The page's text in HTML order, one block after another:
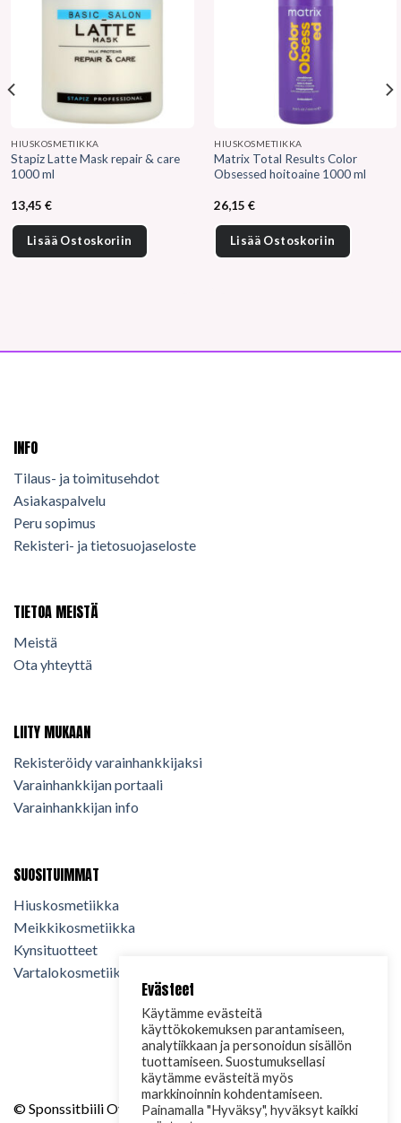
HIUSKOSMETIIKKA
Stapiz Latte Mask repair & care
1000 ml
13,45€
Lisää Ostoskoriin
HIUSKOSMETIIKKA
Matrix Total Results Color
Obsessed hoitoaine 1000 ml
26,15€
Lisää Ostoskoriin
INFO
Tilaus- ja toimitusehdot
Asiakaspalvelu
Peru sopimus
Rekisteri- ja tietosuojaseloste
TIETOA MEISTÄ
Meistä
Ota yhteyttä
LIITY MUKAAN
Rekisteröidy varainhankkijaksi
Varainhankkijan portaali
Varainhankkijan info
SUOSITUIMMAT
Hiuskosmetiikka
Meikkikosmetiikka
Kynsituotteet
Vartalokosmetiikka
© Sponssitbiili Oy. 2024. Kaikki oikeudet pidätetään.
Evästeet
Käytämme evästeitä
käyttökokemuksen parantamiseen,
analytiikkaan ja personoidun sisällön
tuottamiseen. Suostumuksellasi
käytämme evästeitä myös
markkinoinnin kohdentamiseen.
Painamalla "Hyväksy", hyväksyt kaikki